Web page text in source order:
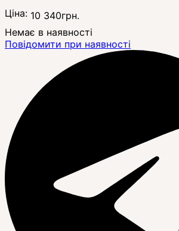
Ціна: 10 340грн.
Немає в наявності
Повідомити при наявності